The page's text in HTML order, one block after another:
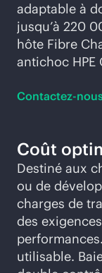
adaptable à
jusqu’à 220
hôte Fibre
antichoc HPE
Contactez-
Coût
Destiné aux
ou de
charges de
des
utilisable.